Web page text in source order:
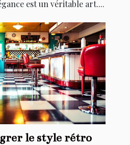
est un véritable art....
le style rétro